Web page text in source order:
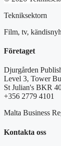
Tekniksektorn
Film, tv,
Företaget
Djurgården
Level 3, Tower
St Julian's BKR
+356 2779 4101
Malta Business
Kontakta oss